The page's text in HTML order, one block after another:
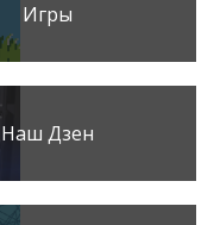
Игры
Наш Дзен